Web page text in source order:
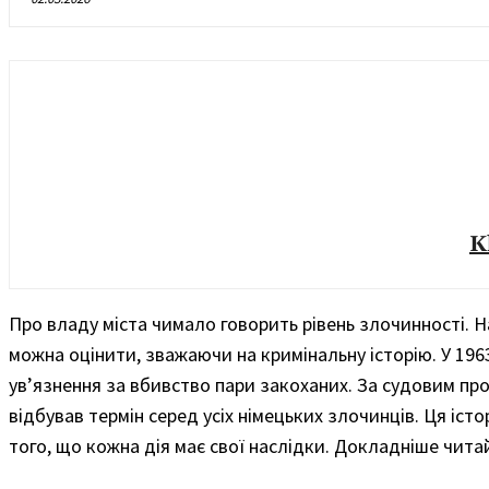
Про владу міста чимало говорить рівень злочинності.
можна оцінити, зважаючи на кримінальну історію. У
ув’язнення за вбивство пари закоханих. За судовим
відбував термін серед усіх німецьких злочинців. Ця
того, що кожна дія має свої наслідки. Докладніше